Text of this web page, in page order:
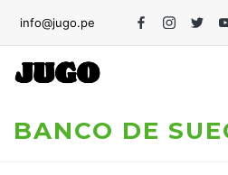
info@jugo.pe
FacebookInstagram
BANCO DE